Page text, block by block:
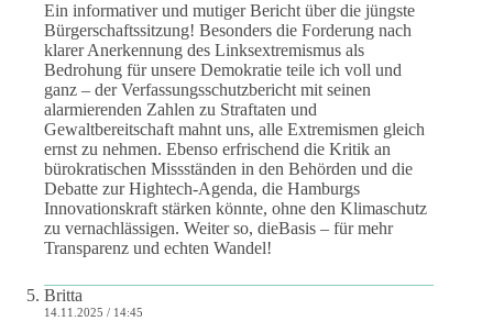
Ein informativer und mutiger Bericht über die jüngste
Bürgerschaftssitzung! Besonders die Forderung nach
klarer Anerkennung des Linksextremismus als
Bedrohung für unsere Demokratie teile ich voll und
ganz – der Verfassungsschutzbericht mit seinen
alarmierenden Zahlen zu Straftaten und
Gewaltbereitschaft mahnt uns, alle Extremismen gleich
ernst zu nehmen. Ebenso erfrischend die Kritik an
bürokratischen Missständen in den Behörden und die
Debatte zur Hightech-Agenda, die Hamburgs
Innovationskraft stärken könnte, ohne den Klimaschutz
zu vernachlässigen. Weiter so, dieBasis – für mehr
Transparenz und echten Wandel!
Britta
14.11.2025 / 14:45